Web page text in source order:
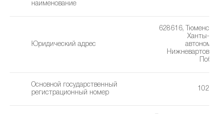
наименование
Юридический адрес
628616,
Ханты-
Нижневартовск,
Основной государственный
регистрационный номер